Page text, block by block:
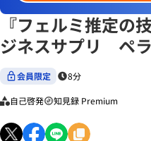
『フェルミ推定の
ジネスサプリ ペ
会員限定 8分
自己啓発 知見録 Premium